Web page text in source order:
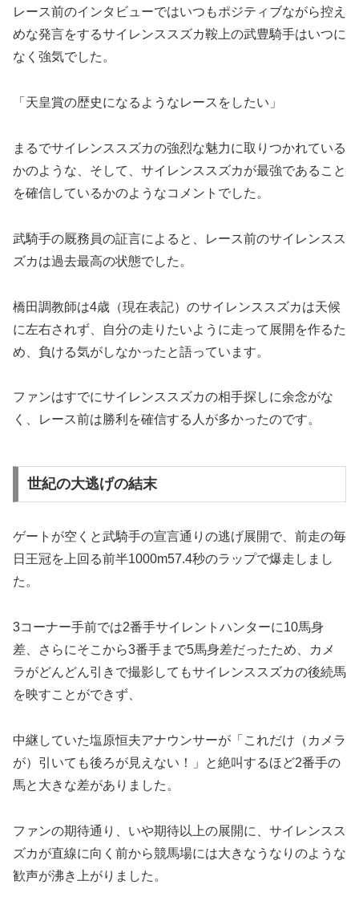
レース前のインタビューではいつもポジティブながら控え
めな発言をするサイレンススズカ鞍上の武豊騎手はいつに
なく強気でした。
「天皇賞の歴史になるようなレースをしたい」
まるでサイレンススズカの強烈な魅力に取りつかれている
かのような、そして、サイレンススズカが最強であること
を確信しているかのようなコメントでした。
武騎手の厩務員の証言によると、レース前のサイレンスス
ズカは過去最高の状態でした。
橋田調教師は4歳（現在表記）のサイレンススズカは天候
に左右されず、自分の走りたいように走って展開を作るた
め、負ける気がしなかったと語っています。
ファンはすでにサイレンススズカの相手探しに余念がな
く、レース前は勝利を確信する人が多かったのです。
世紀の大逃げの結末
ゲートが空くと武騎手の宣言通りの逃げ展開で、前走の毎
日王冠を上回る前半1000m57.4秒のラップで爆走しまし
た。
3コーナー手前では2番手サイレントハンターに10馬身
差、さらにそこから3番手まで5馬身差だったため、カメ
ラがどんどん引きで撮影してもサイレンススズカの後続馬
を映すことができず、
中継していた塩原恒夫アナウンサーが「 これだけ（カメラ
が）引いても後ろが見えない！
」と絶叫するほど2番手の
馬と大きな差がありました。
ファンの期待通り、いや期待以上の展開に、サイレンスス
ズカが直線に向く前から競馬場には大きなうなりのような
歓声が沸き上がりました。